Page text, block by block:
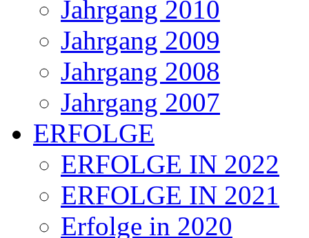
Jahrgang 2010
Jahrgang 2009
Jahrgang 2008
Jahrgang 2007
ERFOLGE
ERFOLGE IN 2022
ERFOLGE IN 2021
Erfolge in 2020